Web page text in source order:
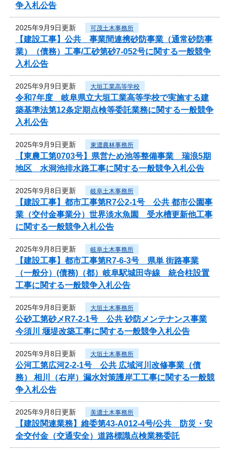
争入札公告
2025年9月9日更新 可茂土木事務所
【建設工事】公共 事業間連携砂防事業（通常砂防事
業）（債務）工事/工砂第砂7-052号に関する一般競争
入札公告
2025年9月9日更新 大垣工業高等学校
令和7年度 岐阜県立大垣工業高等学校で実施する建
築基準法第12条定期点検等委託業務に関する一般競争
入札公告
2025年9月9日更新 東濃農林事務所
【東農工第0703号】県営ため池等整備事業 瑞浪5期
地区 水洞池排水路工事に関する一般競争入札公告
2025年9月8日更新 岐阜土木事務所
【建設工事】都市工事第R7公2-1号 公共 都市公園事
業（交付金事業分）世界淡水魚園 受水槽更新他工事
に関する一般競争入札公告
2025年9月8日更新 岐阜土木事務所
【建設工事】都市工事第R7-6-3号 県単 街路事業
（一般分）(債務)（都）岐阜駅城田寺線 統合柱設置
工事に関する一般競争入札公告
2025年9月8日更新 大垣土木事務所
公砂工第砂メR7-2-1号 公共 砂防メンテナンス事業
今須川 堰堤改築工事に関する一般競争入札公告
2025年9月8日更新 大垣土木事務所
公河工第広河2-2-1号 公共 広域河川改修事業（債
務） 相川（右岸）漏水対策護岸工工事に関する一般競
争入札公告
2025年9月8日更新 美濃土木事務所
【建設関連業務】維委第43-A012-4号/公共 防災・安
全交付金（交通安全）道路標識点検業務委託